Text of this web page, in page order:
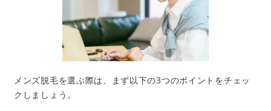
メンズ脱毛を選ぶ際は、まず以下の3つのポイントをチェッ
クしましょう。